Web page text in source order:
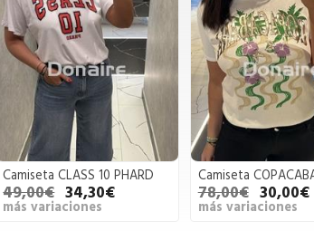
Camiseta CLASS 10 PHARD
49,00€ 34,30€
más variaciones
Camiseta
78,00€ 30,00€
más variaciones